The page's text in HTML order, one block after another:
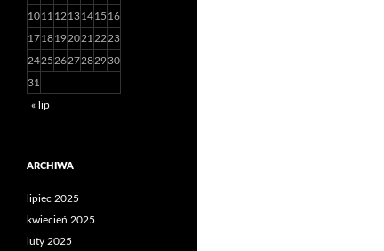
1011 12 131415 16
1718192021 22 23
2425 2627282930
31
« lip
ARCHIWA
lipiec 2025
kwiecień 2025
luty 2025